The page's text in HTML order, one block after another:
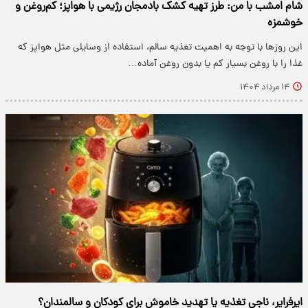
شام امشب با من: طرز تهیه کشک بادمجان رژیمی با هواپز؛ کم‌روغن و
خوشمزه
این روزها با توجه به اهمیت تغذیه سالم، استفاده از وسایلی مثل هواپز که
غذا را با روغن بسیار کم یا بدون روغن آماده…
۱۴ مرداد ۱۴۰۴
ایرفرایر، ناجی تغذیه یا تهدید خاموش برای کودکان و سالمندان؟